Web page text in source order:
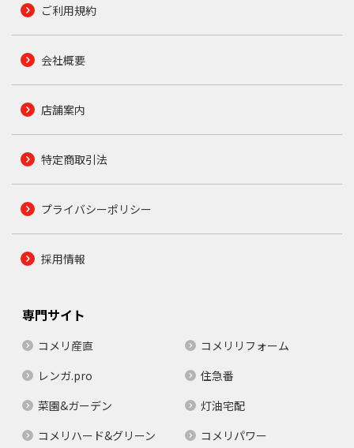
ご利用規約
会社概要
店舗案内
特定商取引法
プライバシーポリシー
採用情報
専門サイト
コメリ産直
コメリリフォーム
レンガ.pro
住急番
菜園&ガーデン
灯油宅配
コメリハード&グリーン
コメリパワー